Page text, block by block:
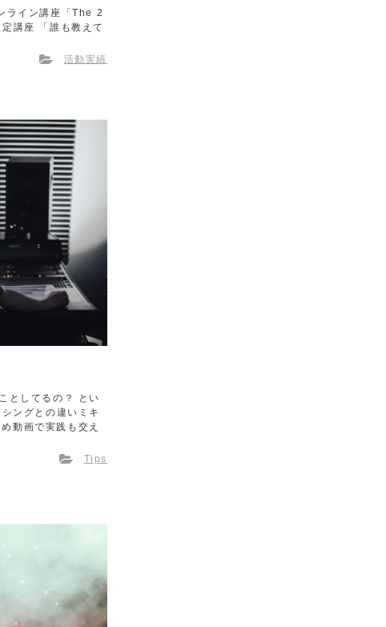
イン講座「The 2
講座 「誰も教えて
活動実績
としてるの？ とい
ングとの違いミキ
動画で実践も交え
Tips